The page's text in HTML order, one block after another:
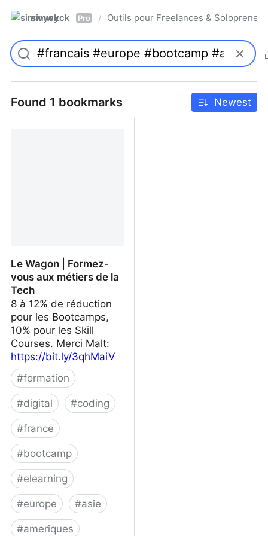
simwyck Pro / Outils pour Freelances &
Found 1 bookmarks Newest
Le Wagon | Formez-
vous aux métiers de la
Tech
8 à 12% de réduction
pour les Bootcamps,
10% pour les Skill
Courses. Merci Malt:
https://bit.ly/3qhMaiV
#formation
#digital #coding
#france
#bootcamp
#elearning
#europe #asie
#ameriques